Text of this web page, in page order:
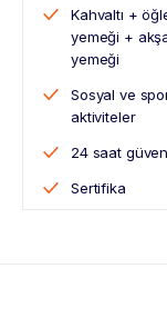
Kahvaltı +
yemeği +
yemeği
Sosyal ve
aktiviteler
24 saat
Sertifika